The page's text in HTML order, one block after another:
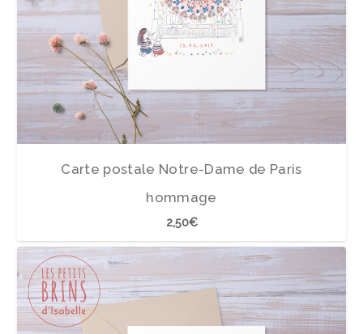
Carte postale Notre-Dame de Paris
hommage
2,50€